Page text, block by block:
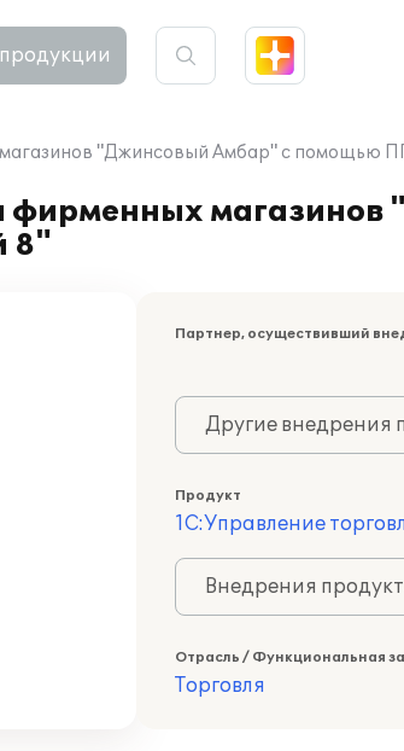
"Джинсовый Амбар" с помощью
фирменных
8"
Партнер, осуществивший
Другие внедрения
Продукт
1С:Управление
Внедрения
Отрасль / Функциональная
Торговля